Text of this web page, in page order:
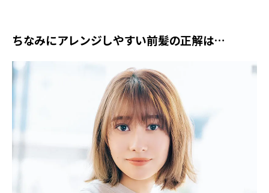
ちなみにアレンジしやすい前髪の正解は…